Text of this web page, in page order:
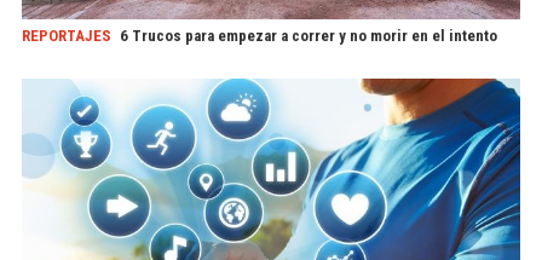
REPORTAJES 6 Trucos para empezar a correr y no morir en el intento